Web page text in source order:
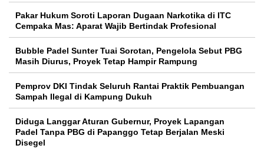
Pakar Hukum Soroti Laporan Dugaan Narkotika di ITC
Cempaka Mas: Aparat Wajib Bertindak Profesional
Bubble Padel Sunter Tuai Sorotan, Pengelola Sebut PBG
Masih Diurus, Proyek Tetap Hampir Rampung
Pemprov DKI Tindak Seluruh Rantai Praktik Pembuangan
Sampah Ilegal di Kampung Dukuh
Diduga Langgar Aturan Gubernur, Proyek Lapangan
Padel Tanpa PBG di Papanggo Tetap Berjalan Meski
Disegel